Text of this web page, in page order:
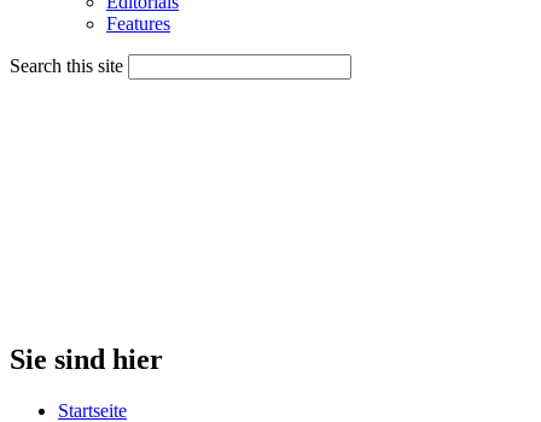
Features
Search this site
Sie sind hier
Startseite